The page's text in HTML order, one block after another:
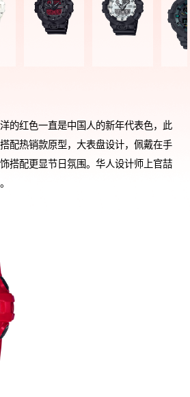
的红色一直是中国人的新年代表色，此
配热销款原型，大表盘设计，佩戴在手
搭配更显节日氛围。华人设计师上官喆